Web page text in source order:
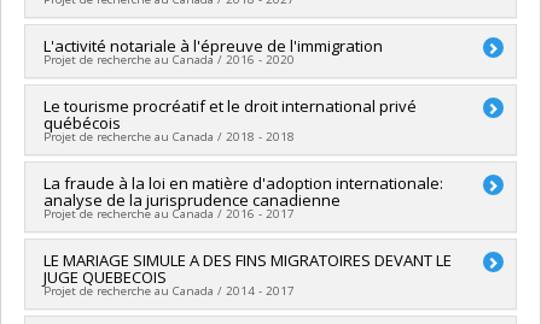
Roxanne Marcotte
Funding sources:FRQSC/Fonds de recherche du Québec -
Société et culture (FQRSC)
Grant programs:PVXXXXXX-Chaire de recherche France-
Québec sur les enjeux contemporains de la liberté
d'expression
Lead researcher : Harith Al-Dabbagh
Co-researchers : Denise Helly,Anne Saris
Funding sources:CRSH/Conseil de recherches en sciences
humaines du Canada
Grant programs:PVXXXXXX-Subvention Savoir
L'activité notariale à l'épreuve de l'immigration
Projet de recherche au Canada / 2016 - 2020
Lead researcher :Harith Al-Dabbagh
Funding sources:
Chambre des notaires du Québec
Grant programs:
Le tourisme procréatif et le droit international privé
québécois
Projet de recherche au Canada / 2018 - 2018
Lead researcher :Harith Al-Dabbagh
Funding sources:Fondation du barreau du Québec
Grant programs:
La fraude à la loi en matière d'adoption internationale:
analyse de la jurisprudence canadienne
Projet de recherche au Canada / 2016 - 2017
Lead researcher :Harith Al-Dabbagh
Funding sources: Fondation pour la recherche juridique (La)
Grant programs:
LE MARIAGE SIMULE A DES FINS MIGRATOIRES DEVANT LE
JUGE QUEBECOIS
Projet de recherche au Canada / 2014 - 2017